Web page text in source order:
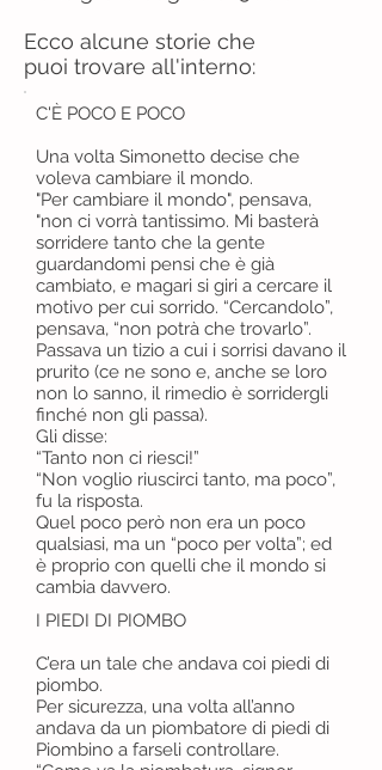
Ecco alcune storie che
puoi trovare all'interno:
C'È POCO E POCO
Una volta Simonetto decise che
voleva cambiare il mondo.
"Per cambiare il mondo", pensava,
"non ci vorrà tantissimo. Mi basterà
sorridere tanto che la gente
guardandomi pensi che è già
cambiato, e magari si giri a cercare il
motivo per cui sorrido. “Cercandolo”,
pensava, “non potrà che trovarlo”.
Passava un tizio a cui i sorrisi davano il
prurito (ce ne sono e, anche se loro
non lo sanno, il rimedio è sorridergli
finché non gli passa).
Gli disse:
“Tanto non ci riesci!”
“Non voglio riuscirci tanto, ma poco”,
fu la risposta.
Quel poco però non era un poco
qualsiasi, ma un “poco per volta”; ed
è proprio con quelli che il mondo si
cambia davvero.
I PIEDI DI PIOMBO
C’era un tale che andava coi piedi di
piombo.
Per sicurezza, una volta all’anno
andava da un piombatore di piedi di
Piombino a farseli controllare.